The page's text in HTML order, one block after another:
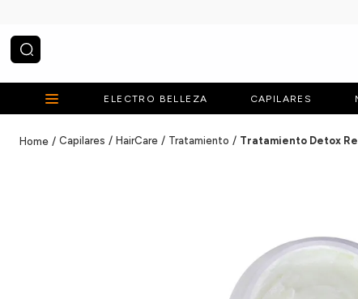
¿Qué estás buscando?
ELECTRO BELLEZA CAPILARES
Capilares HairCare Tratamiento Tratamiento Detox